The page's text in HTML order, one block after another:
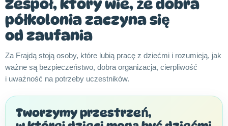
Zespół, który wie, że dobra
półkolonia zaczyna się
od zaufania
Za Frajdą stoją osoby, które lubią pracę z dziećmi i rozumieją, jak
ważne są bezpieczeństwo, dobra organizacja, cierpliwość
i uważność na potrzeby uczestników.
Tworzymy przestrzeń,